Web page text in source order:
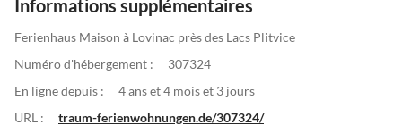
Informations supplémentaires
Ferienhaus Maison à Lovinac près des Lacs Plitvice
Numéro d'hébergement :
307324
En ligne depuis :
4 ans et 4 mois et 3 jours
URL :
traum-ferienwohnungen.de/307324/